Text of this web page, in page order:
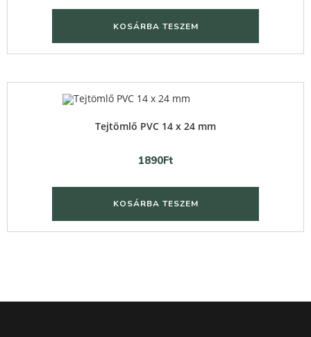
KOSÁRBA TESZEM
Tejtömlő PVC 14 x 24 mm
1890Ft
KOSÁRBA TESZEM